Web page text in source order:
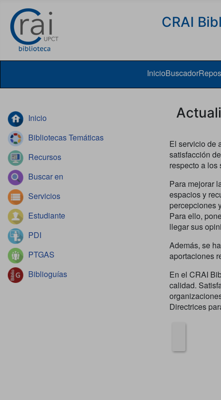
CRAI
InicioBuscador
Inicio
Bibliotecas Temáticas
Recursos
Buscar en
Servicios
Estudiante
PDI
PTGAS
Biblioguías
El servicio de
satisfacción
respecto a los
Para mejorar
espacios y
percepciones
Para ello,
llegar sus
Además, se
aportaciones
En el CRAI
calidad.
Directrices